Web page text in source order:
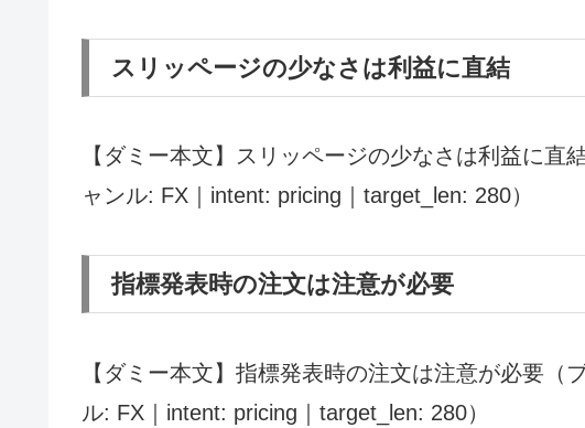
スリッページの少なさは利益に直結
【ダミー本文】スリッページの少なさは利益に直
ャンル: FX｜intent: pricing｜target_len: 280）
指標発表時の注文は注意が必要
【ダミー本文】指標発表時の注文は注意が必要（
ル: FX｜intent: pricing｜target_len: 280）